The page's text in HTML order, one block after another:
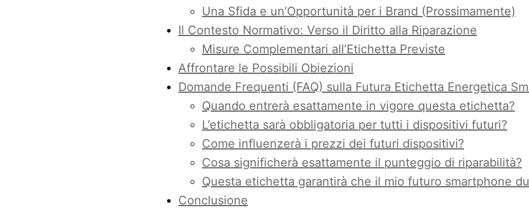
Una Sfida e un’Opportunità per i Brand (Prossimamente)
Il Contesto Normativo: Verso il Diritto alla Riparazione
Misure Complementari all’Etichetta Previste
Affrontare le Possibili Obiezioni
Domande Frequenti (FAQ) sulla Futura Etichetta Energetica
Quando entrerà esattamente in vigore questa etichetta?
L’etichetta sarà obbligatoria per tutti i dispositivi futuri?
Come influenzerà i prezzi dei futuri dispositivi?
Cosa significherà esattamente il punteggio di riparabilità?
Questa etichetta garantirà che il mio futuro smartphone
Conclusione